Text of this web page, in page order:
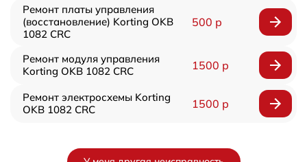
Ремонт платы управления
(восстановление) Korting OKB
1082 CRC
500 р
Ремонт модуля управления
Korting OKB 1082 CRC
1500 р
Ремонт электросхемы Korting
OKB 1082 CRC
1500 р